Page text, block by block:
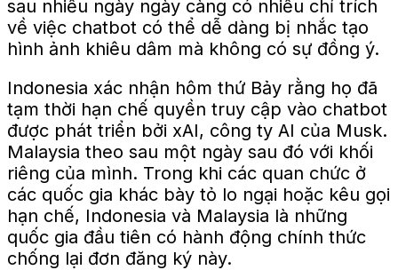
sau nhiều ngày ngày càng có nhiều chỉ trích
về việc chatbot có thể dễ dàng bị nhắc tạo
hình ảnh khiêu dâm mà không có sự đồng ý.
Indonesia xác nhận hôm thứ Bảy rằng họ đã
tạm thời hạn chế quyền truy cập vào chatbot
được phát triển bởi xAI, công ty AI của Musk.
Malaysia theo sau một ngày sau đó với khối
riêng của mình. Trong khi các quan chức ở
các quốc gia khác bày tỏ lo ngại hoặc kêu gọi
hạn chế, Indonesia và Malaysia là những
quốc gia đầu tiên có hành động chính thức
chống lại đơn đăng ký này.